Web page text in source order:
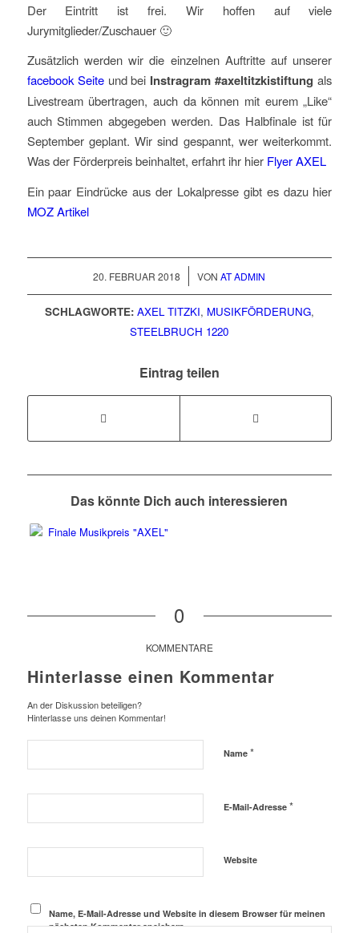
Der Eintritt ist frei. Wir hoffen auf viele
Jurymitglieder/Zuschauer 🙂
Zusätzlich werden wir die einzelnen Auftritte auf unserer
facebook Seiteund bei Instragram #axeltitzkistiftung als
Livestream übertragen, auch da können mit eurem „Like“
auch Stimmen abgegeben werden. Das Halbfinale ist für
September geplant. Wir sind gespannt, wer weiterkommt.
Was der Förderpreis beinhaltet, erfahrt ihr hier Flyer AXEL
Ein paar Eindrücke aus der Lokalpresse gibt es dazu hier
MOZ Artikel
20. FEBRUAR 2018
/ VONAT ADMIN
SCHLAGWORTE: AXEL TITZKI, MUSIKFÖRDERUNG,
STEELBRUCH 1220
Eintrag teilen
Das könnte Dich auch interessieren
0
KOMMENTARE
Hinterlasse einen Kommentar
An der Diskussion beteiligen?
Hinterlasse uns deinen Kommentar!
Name *
E-Mail-Adresse *
Website
Name, E-Mail-Adresse und Website in diesem Browser für meinen
nächsten Kommentar speichern.